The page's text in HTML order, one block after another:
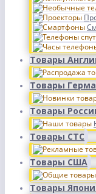
Товары
Товары
Товары
Товары СТС
Товары США
Товары